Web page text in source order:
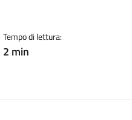
Tempo di lettura:
2 min